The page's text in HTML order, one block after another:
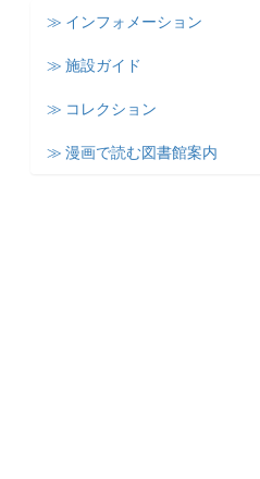
≫ インフォメーション
≫ 施設ガイド
≫ コレクション
≫ 漫画で読む図書館案内